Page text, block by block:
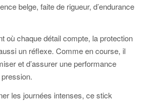
belge, faite de rigueur, d’endurance
où chaque détail compte, la protection
un réflexe. Comme en course, il
et d’assurer une performance
les journées intenses, ce stick